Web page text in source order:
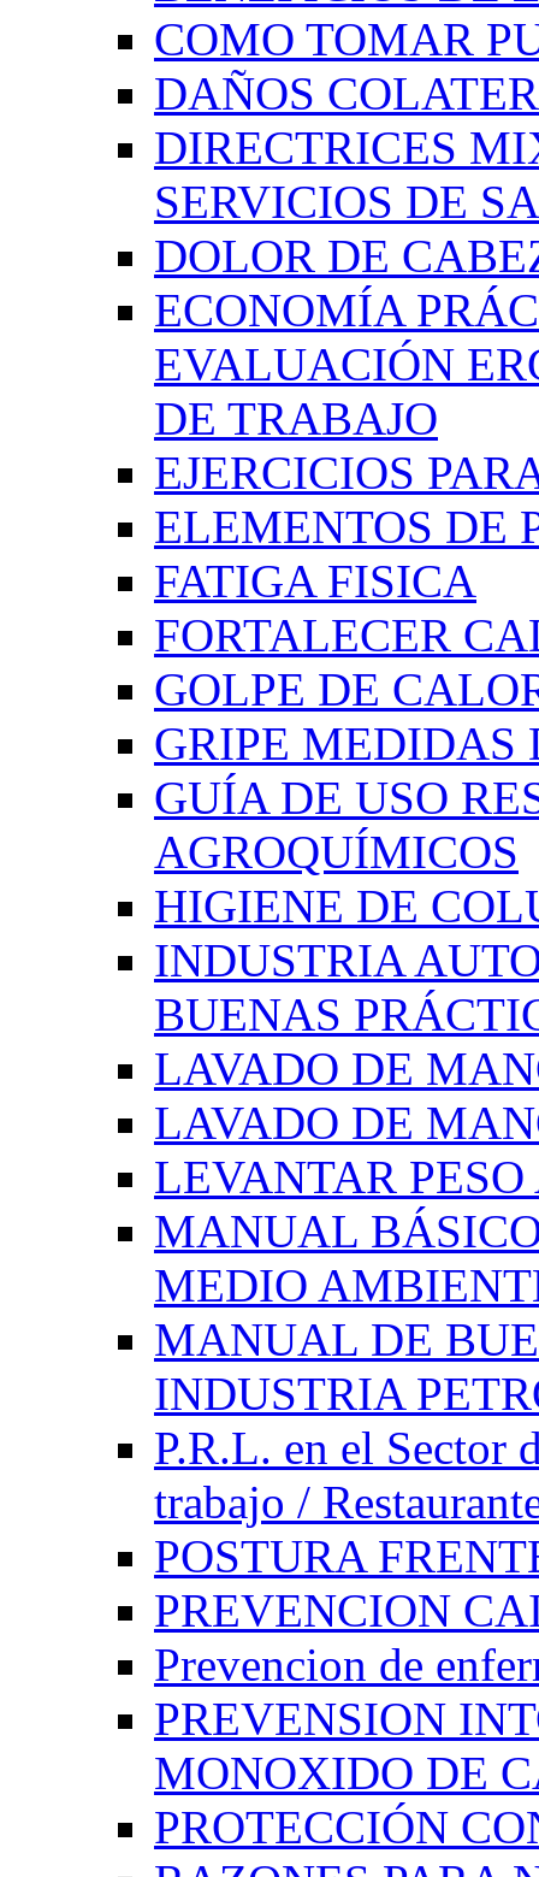
COMO TOMAR
DAÑOS
DIRECTRICES
SERVICIOS DE
DOLOR DE
ECONOMÍA
EVALUACIÓN
DE TRABAJO
EJERCICIOS
ELEMENTOS DE
FATIGA FISICA
FORTALECER
GOLPE DE
GRIPE MEDIDAS
GUÍA DE USO
AGROQUÍMICOS
HIGIENE DE
INDUSTRIA
BUENAS
LAVADO DE
LAVADO DE
LEVANTAR
MANUAL
MEDIO
MANUAL DE
INDUSTRIA
P.R.L. en el Sector
trabajo /
POSTURA
PREVENCION
Prevencion de
PREVENSION
MONOXIDO DE
PROTECCIÓN